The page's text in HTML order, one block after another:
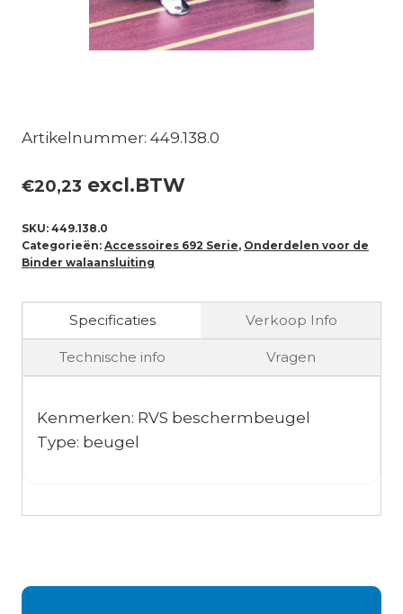
Artikelnummer: 449.138.0
€20,23 excl.BTW
SKU: 449.138.0
Categorieën: Accessoires 692 Serie, Onderdelen voor de
Binder walaansluiting
Specificaties Verkoop Info
Technische info Vragen
Kenmerken: RVS beschermbeugel
Type: beugel